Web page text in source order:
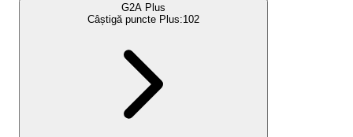
G2A Plus
Câștigă puncte Plus:102